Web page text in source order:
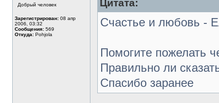
Добрый человек
Зарегистрирован: 08 апр
2006, 03:32
Сообщения: 569
Откуда: Pohjola
Цитата:
Счастье и любовь -
Помогите пожелать
Правильно ли
Спасибо заранее